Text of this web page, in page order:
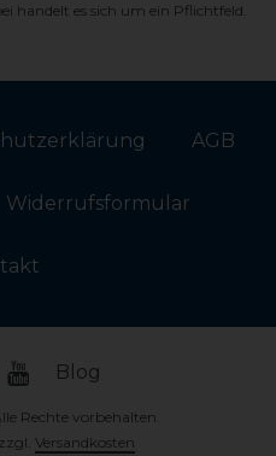
handelt es sich um ein Pflichtfeld.
AGB
Widerrufs­formular
Blog
Rechte vorbehalten.
Versandkosten